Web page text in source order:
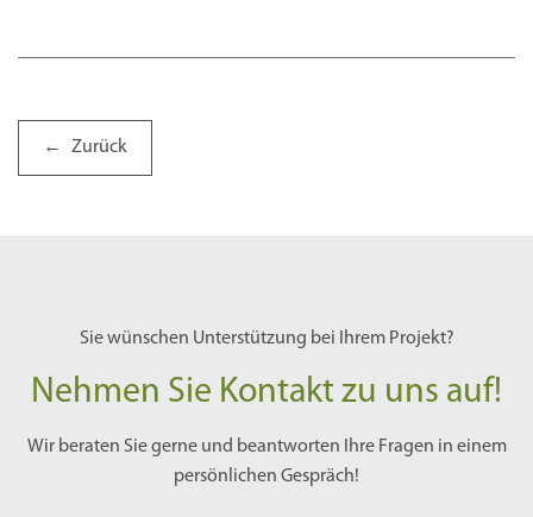
Zurück
Sie wünschen Unterstützung bei Ihrem Projekt?
Nehmen Sie Kontakt zu uns auf!
Wir beraten Sie gerne und beantworten Ihre Fragen in einem
persönlichen Gespräch!